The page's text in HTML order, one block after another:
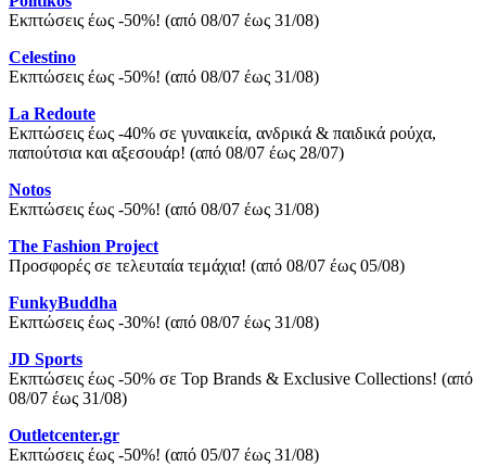
Εκπτώσεις έως -50%! (από 08/07 έως 31/08)
Celestino
Εκπτώσεις έως -50%! (από 08/07 έως 31/08)
La Redoute
Εκπτώσεις έως -40% σε γυναικεία, ανδρικά & παιδικά ρούχα,
παπούτσια και αξεσουάρ! (από 08/07 έως 28/07)
Notos
Εκπτώσεις έως -50%! (από 08/07 έως 31/08)
The Fashion Project
Προσφορές σε τελευταία τεμάχια! (από 08/07 έως 05/08)
FunkyBuddha
Εκπτώσεις έως -30%! (από 08/07 έως 31/08)
JD Sports
Εκπτώσεις έως -50% σε Top Brands & Exclusive Collections! (από
08/07 έως 31/08)
Outletcenter.gr
Εκπτώσεις έως -50%! (από 05/07 έως 31/08)